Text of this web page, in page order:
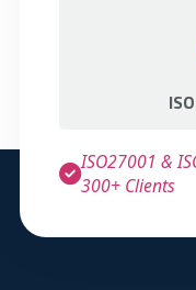
ISO27001 &
300+ Clients